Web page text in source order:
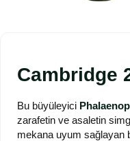
Cambridge
Bu büyüleyici
zarafetin ve asaletin
mekana uyum sağlayan